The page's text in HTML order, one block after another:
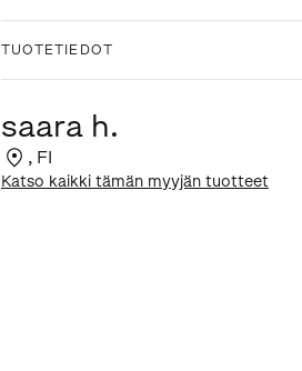
TUOTETIEDOT
saara h.
, FI
Katso kaikki tämän myyjän tuotteet